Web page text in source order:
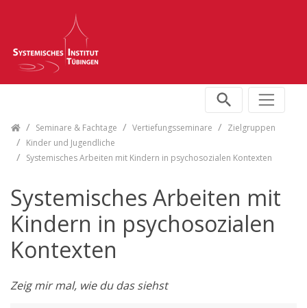
Skip navigationSeminare & Fachtage Vertiefungsseminare
Zielgruppen
Kinder und Jugendliche
Systemisches Arbeiten mit Kindern in psychosozialen Kontexten
Systemisches Arbeiten mit
Kindern in psychosozialen
Kontexten
Zeig mir mal, wie du das siehst